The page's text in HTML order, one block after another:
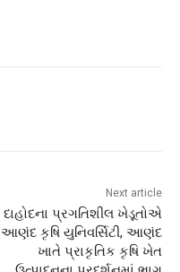
Next article
દાહોદના પ્રગતિશીલ ખેડૂતોએ
આણંદ કૃષિ યુનિવર્સિટી, આણંદ
ખાતે પ્રાકૃતિક કૃષિ ખેત